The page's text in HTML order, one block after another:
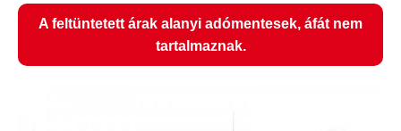
A feltüntetett árak alanyi adómentesek, áfát nem
tartalmaznak.